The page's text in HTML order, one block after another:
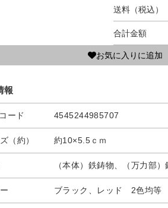
送料（税込）
合計金額
お気に入りに追加
報
ード 4545244985707
（約） 約10×5.5ｃｍ
（本体）鉄鋳物、（万力部）
ブラック、レッド 2色均等